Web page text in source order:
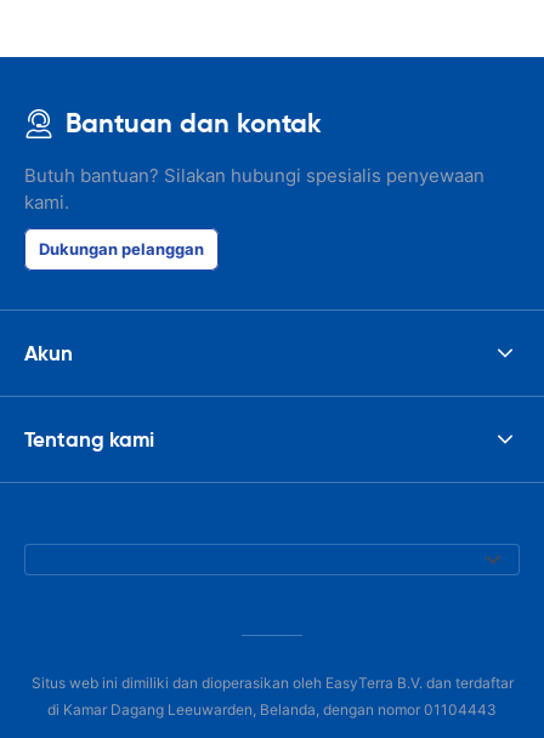
Bantuan dan kontak
Butuh bantuan? Silakan hubungi spesialis penyewaan
kami.
Dukungan pelanggan
Akun
Tentang kami
Situs web ini dimiliki dan dioperasikan oleh EasyTerra B.V. dan terdaftar
di Kamar Dagang Leeuwarden, Belanda, dengan nomor 01104443